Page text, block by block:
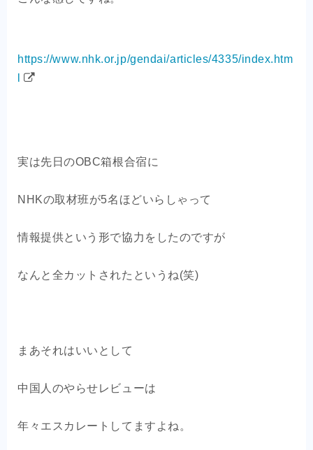
https://www.nhk.or.jp/gendai/articles/4335/index.htm
実は先日のOBC箱根合宿に
NHKの取材班が5名ほどいらしゃって
情報提供という形で協力をしたのですが
なんと全カットされたというね(笑)
まあそれはいいとして
中国人のやらせレビューは
年々エスカレートしてますよね。